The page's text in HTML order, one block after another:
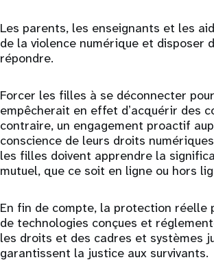
Les parents, les enseignants et les
de la violence numérique et disposer
répondre.
Forcer les filles à se déconnecter
empêcherait en effet dʼacquérir des
contraire, un engagement proactif
conscience de leurs droits
les filles doivent apprendre la
mutuel, que ce soit en ligne ou hors
En fin de compte, la protection réelle
de technologies conçues et
les droits et des cadres et systèmes
garantissent la justice aux survivants.